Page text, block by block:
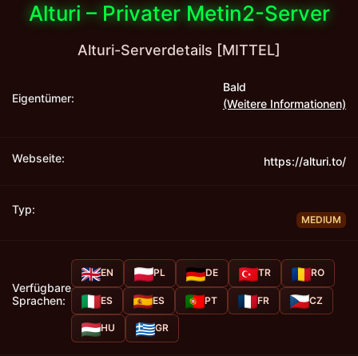
Alturi – Privater Metin2-Server
Alturi-Serverdetails [MITTEL]
Eigentümer:
Bald
(Weitere Informationen)
Webseite: https://alturi.to/
Typ:
MEDIUM
Verfügbare
Sprachen:
EN PL DE TR RO
ES ES PT FR CZ
HU GR